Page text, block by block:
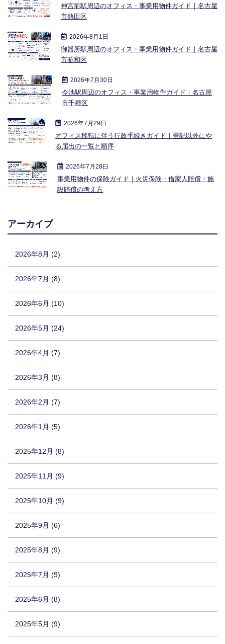
神宮前駅周辺のオフィス・事業用物件ガイド｜名古屋
市熱田区
2026年8月1日
御器所駅周辺のオフィス・事業用物件ガイド｜名古屋
市昭和区
2026年7月30日
今池駅周辺のオフィス・事業用物件ガイド｜名古屋
市千種区
2026年7月29日
オフィス移転に伴う行政手続きガイド｜登記以外にや
る届出の一覧と順序
2026年7月28日
事業用物件の保険ガイド｜火災保険・借家人賠償・施
設賠償の考え方
アーカイブ
2026年8月 (2)
2026年7月 (8)
2026年6月 (10)
2026年5月 (24)
2026年4月 (7)
2026年3月 (8)
2026年2月 (7)
2026年1月 (5)
2025年12月 (8)
2025年11月 (9)
2025年10月 (9)
2025年9月 (6)
2025年8月 (9)
2025年7月 (9)
2025年6月 (8)
2025年5月 (9)